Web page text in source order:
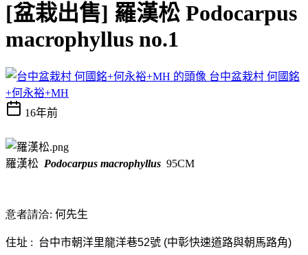
[盆栽出售] 羅漢松 Podocarpus
macrophyllus no.1
台中盆栽村 何國銘
+何永裕+MH
16年前
羅漢松 Podocarpus macrophyllus 95CM
意者請洽: 何先生
住址 : 台中市朝洋里龍洋巷52號 (中彰快速道路與朝馬路角)